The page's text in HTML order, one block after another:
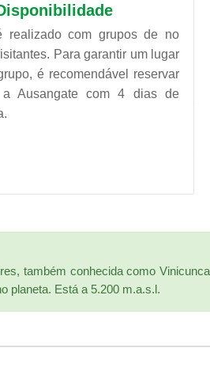
realizado com grupos de no
Para garantir um lugar
é recomendável reservar
Ausangate com 4 dias de
também conhecida como
planeta. Está a 5.200 m.a.s.l.